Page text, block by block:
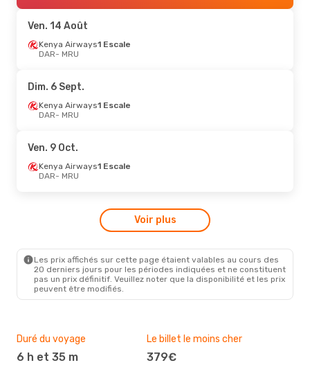
MRU- DAR
Ven. 14 Août
Kenya Airways1 Escale
DAR- MRU
Dim. 6 Sept.
Kenya Airways1 Escale
DAR- MRU
Ven. 9 Oct.
Kenya Airways1 Escale
DAR- MRU
Voir plus
Les prix affichés sur cette page étaient valables au cours des
20 derniers jours pour les périodes indiquées et ne constituent
pas un prix définitif. Veuillez noter que la disponibilité et les prix
peuvent être modifiés.
Duré du voyage
6 h et 35 m
Le billet le moins cher
379€